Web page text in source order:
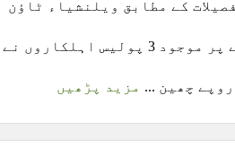
کے مطابق ویلنشیاء ٹاؤن
میں پولیس ناکے پر موجود 3 پولیس اہلکاروں نے
مزید پڑھیں